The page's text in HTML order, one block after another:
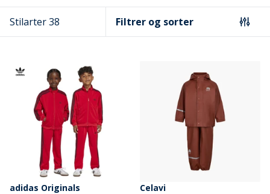
Stilarter 38 Filtrer og sorter
adidas Originals
Celavi